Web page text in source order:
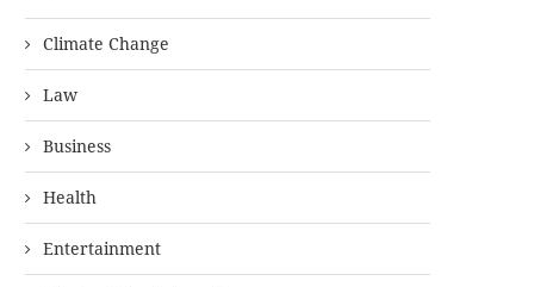
Climate Change
Law
Business
Health
Entertainment